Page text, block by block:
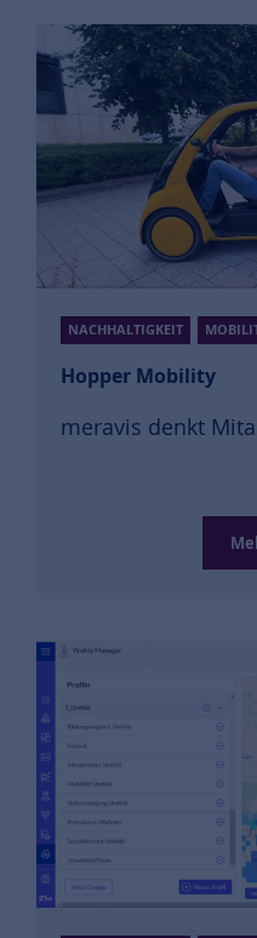
NACHHALTIGKEIT
Hopper Mobility
meravis denkt